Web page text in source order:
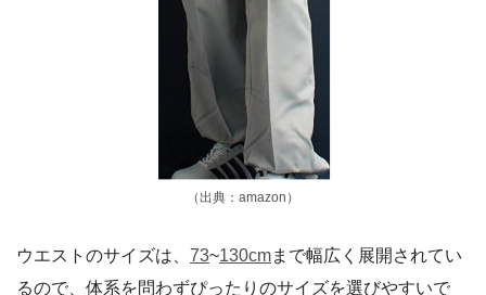
（出典：amazon）
ウエストのサイズは、 73~130cmまで幅広く展開されてい
るので、体系を問わずぴったりのサイズを選びやすいで